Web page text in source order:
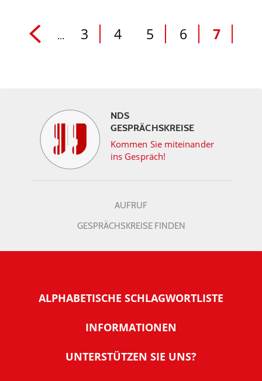
... 3 4 5 6 7
NDS
GESPRÄCHSKREISE
Kommen Sie miteinander
ins Gespräch!
AUFRUF
GESPRÄCHSKREISE FINDEN
ALPHABETISCHE SCHLAGWORTLISTE
INFORMATIONEN
Warum NachDenkSeiten
UNTERSTÜTZEN SIE UNS?